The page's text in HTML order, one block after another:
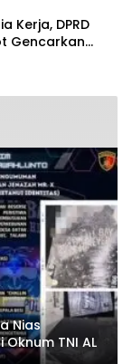
Kerja, DPRD
Gencarkan
Nias
TNI AL